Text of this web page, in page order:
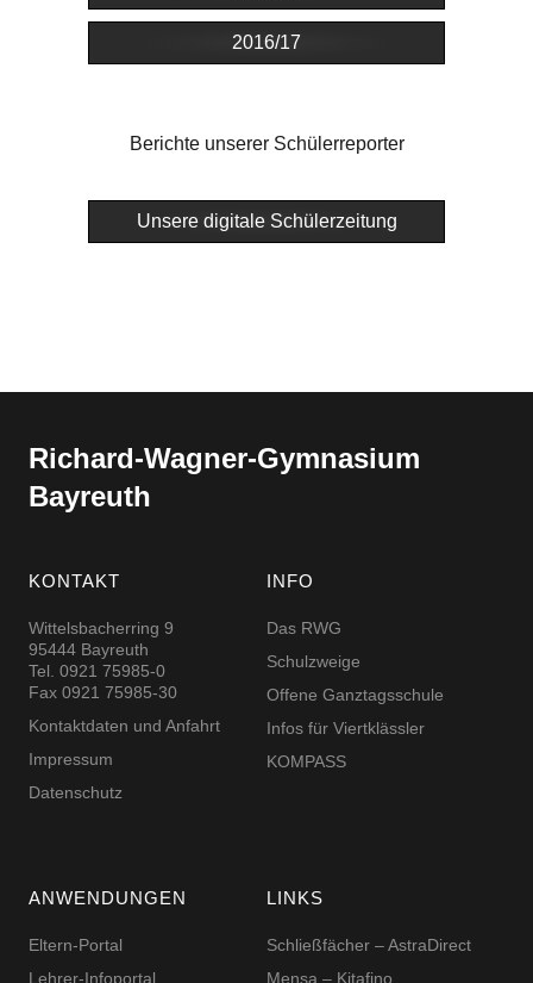
2016/17
Berichte unserer Schülerreporter
Unsere digitale Schülerzeitung
Richard-​​Wagner-​​Gymnasium
Bayreuth
KONTAKT
Wittelsbacherring 9
95444 Bayreuth
Tel. 0921 75985-0
Fax 0921 75985-30
Kontaktdaten und Anfahrt
Impressum
Datenschutz
INFO
Das RWG
Schulzweige
Offene Ganztagsschule
Infos für Viertklässler
KOMPASS
ANWENDUNGEN
Eltern-Portal
Lehrer-Infoportal
LINKS
Schließfächer – AstraDirect
Mensa – Kitafino